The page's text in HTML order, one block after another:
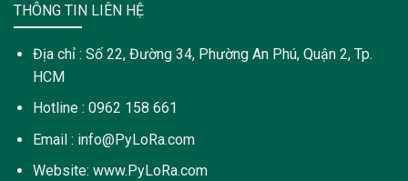
THÔNG TIN LIÊN HỆ
Địa chỉ : Số 22, Đường 34, Phường An Phú, Quận 2, Tp.
HCM
Hotline : 0962 158 661
Email : info@PyLoRa.com
Website: www.PyLoRa.com